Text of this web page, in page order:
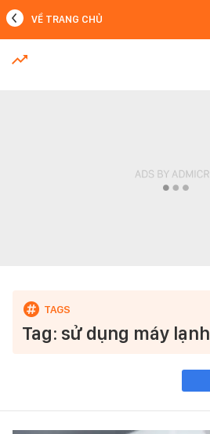
MỚI NHẤT
VỀ TRANG CHỦ
Tag: sử dụng máy lạnh